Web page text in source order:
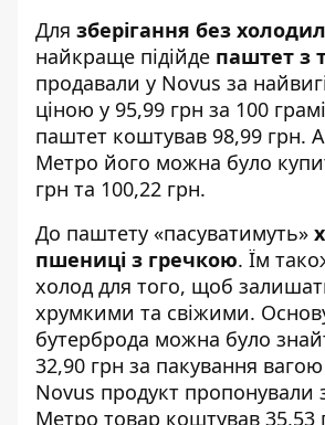
Для зберігання без
найкраще підійде паштет з
продавали у Novus за
ціною у 95,99 грн за 100
паштет коштував 98,99 грн.
Метро його можна було
грн та 100,22 грн.
До паштету «пасуватимуть»
пшениці з гречкою. Їм
холод для того, щоб
хрумкими та свіжими.
бутерброда можна було
32,90 грн за пакування
Novus продукт пропонували
Метро товар коштував 35,53